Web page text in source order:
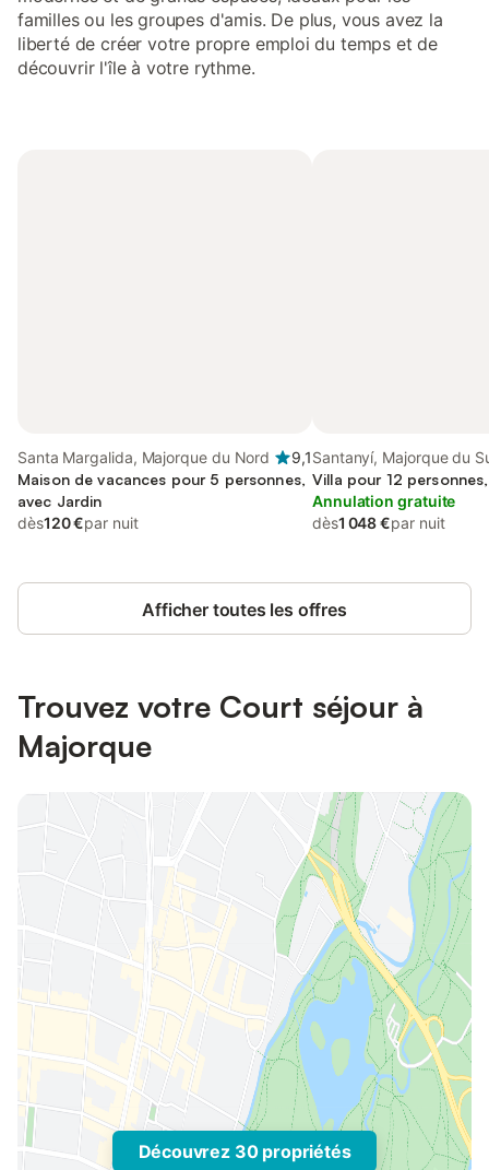
familles ou les groupes d'amis. De plus, vous avez la
liberté de créer votre propre emploi du temps et de
découvrir l'île à votre rythme.
Santa Margalida, Majorque du Nord
9,1
Maison de vacances pour 5 personnes,
avec Jardin
dès120 €par nuit
Santanyí, Majorque du
Villa pour 12
Annulation gratuite
dès1 048 €par nuit
Afficher toutes les offres
Trouvez votre Court séjour à
Majorque
Découvrez 30 propriétés